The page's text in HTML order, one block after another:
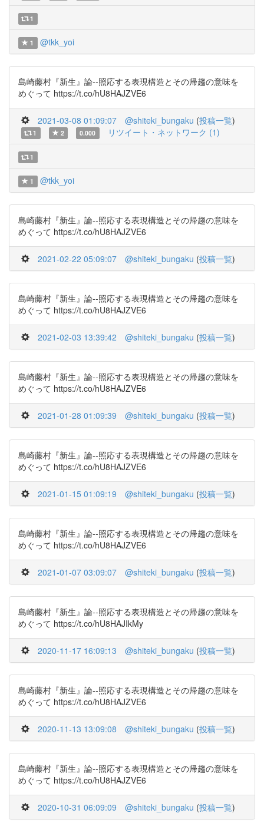
1
1 @tkk_yoi
島崎藤村『新生』論--照応する表現構造とその帰趨の意味を
めぐって https://t.co/hU8HAJZVE6
2021-03-08 01:09:07 @shiteki_bungaku (投稿一覧)
1 2 0.000 リツイート・ネットワーク (1)
1
1 @tkk_yoi
島崎藤村『新生』論--照応する表現構造とその帰趨の意味を
めぐって https://t.co/hU8HAJZVE6
2021-02-22 05:09:07 @shiteki_bungaku (投稿一覧)
島崎藤村『新生』論--照応する表現構造とその帰趨の意味を
めぐって https://t.co/hU8HAJZVE6
2021-02-03 13:39:42 @shiteki_bungaku (投稿一覧)
島崎藤村『新生』論--照応する表現構造とその帰趨の意味を
めぐって https://t.co/hU8HAJZVE6
2021-01-28 01:09:39 @shiteki_bungaku (投稿一覧)
島崎藤村『新生』論--照応する表現構造とその帰趨の意味を
めぐって https://t.co/hU8HAJZVE6
2021-01-15 01:09:19 @shiteki_bungaku (投稿一覧)
島崎藤村『新生』論--照応する表現構造とその帰趨の意味を
めぐって https://t.co/hU8HAJZVE6
2021-01-07 03:09:07 @shiteki_bungaku (投稿一覧)
島崎藤村『新生』論--照応する表現構造とその帰趨の意味を
めぐって https://t.co/hU8HAJIkMy
2020-11-17 16:09:13 @shiteki_bungaku (投稿一覧)
島崎藤村『新生』論--照応する表現構造とその帰趨の意味を
めぐって https://t.co/hU8HAJZVE6
2020-11-13 13:09:08 @shiteki_bungaku (投稿一覧)
島崎藤村『新生』論--照応する表現構造とその帰趨の意味を
めぐって https://t.co/hU8HAJZVE6
2020-10-31 06:09:09 @shiteki_bungaku (投稿一覧)